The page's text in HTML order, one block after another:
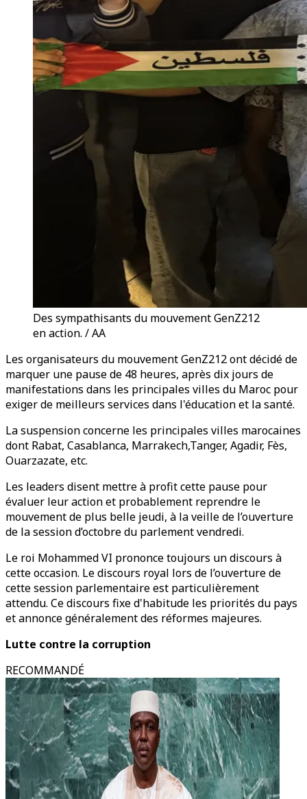
Des sympathisants du mouvement GenZ212
en action. / AA
Les organisateurs du mouvement GenZ212 ont décidé de
marquer une pause de 48 heures, après dix jours de
manifestations dans les principales villes du Maroc pour
exiger de meilleurs services dans l'éducation et la santé.
La suspension concerne les principales villes marocaines
dont Rabat, Casablanca, Marrakech,Tanger, Agadir, Fès,
Ouarzazate, etc.
Les leaders disent mettre à profit cette pause pour
évaluer leur action et probablement reprendre le
mouvement de plus belle jeudi, à la veille de l’ouverture
de la session d’octobre du parlement vendredi.
Le roi Mohammed VI prononce toujours un discours à
cette occasion. Le discours royal lors de l’ouverture de
cette session parlementaire est particulièrement
attendu. Ce discours fixe d'habitude les priorités du pays
et annonce généralement des réformes majeures.
Lutte contre la corruption
RECOMMANDÉ